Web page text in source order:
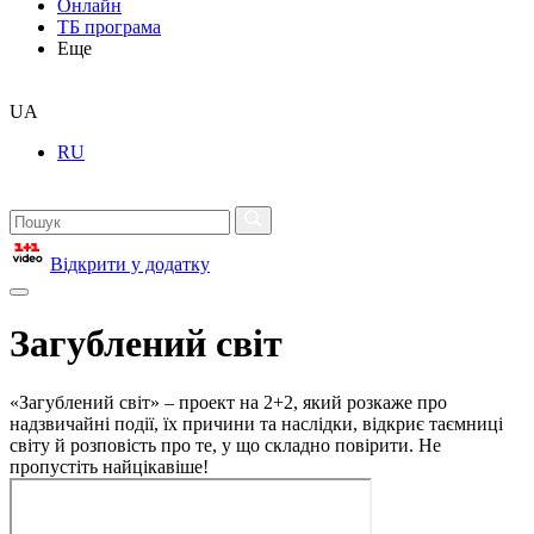
Онлайн
ТБ програма
Еще
UA
RU
Відкрити у додатку
Загублений світ
«Загублений світ» – проект на 2+2, який розкаже про
надзвичайні події, їх причини та наслідки, відкриє таємниці
світу й розповість про те, у що складно повірити. Не
пропустіть найцікавіше!